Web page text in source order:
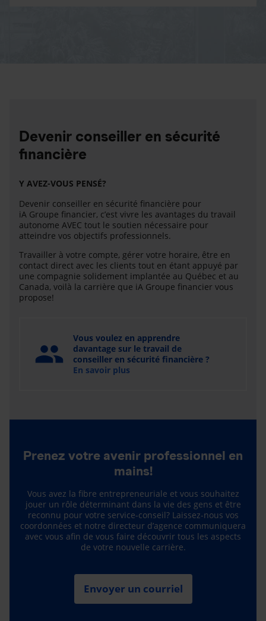
Devenir conseiller en sécurité
financière
Y AVEZ-VOUS PENSÉ?
Devenir conseiller en sécurité financière pour
iA Groupe financier, c’est vivre les avantages du travail
autonome AVEC tout le soutien nécessaire pour
atteindre vos objectifs professionnels.
Travailler à votre compte, gérer votre horaire, être en
contact direct avec les clients tout en étant appuyé par
une compagnie solidement implantée au Québec et au
Canada, voilà la carrière que iA Groupe financier vous
propose!
Vous voulez en apprendre
davantage sur le travail de
conseiller en sécurité financière ?
En savoir plus
Prenez votre avenir professionnel en
mains!
Vous avez la fibre entrepreneuriale et vous souhaitez
jouer un rôle déterminant dans la vie des gens et être
reconnu pour votre service-conseil? Laissez-nous vos
coordonnées et notre directeur d’agence communiquera
avec vous afin de vous faire découvrir tous les aspects
de votre nouvelle carrière.
Envoyer un courriel